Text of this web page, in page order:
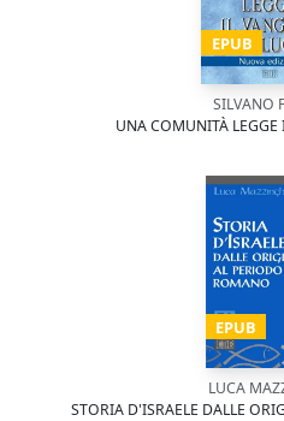
EPUB
SILVANO
UNA COMUNITÀ
EPUB
LUCA
STORIA D'ISRAELE DALLE